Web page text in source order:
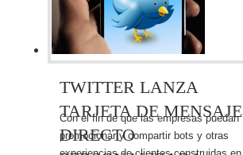
TWITTER LANZA
TARJETA DE MENSAJE
DIRECTO
Con el fin de que las empresas puedan
promocionar y compartir bots y otras